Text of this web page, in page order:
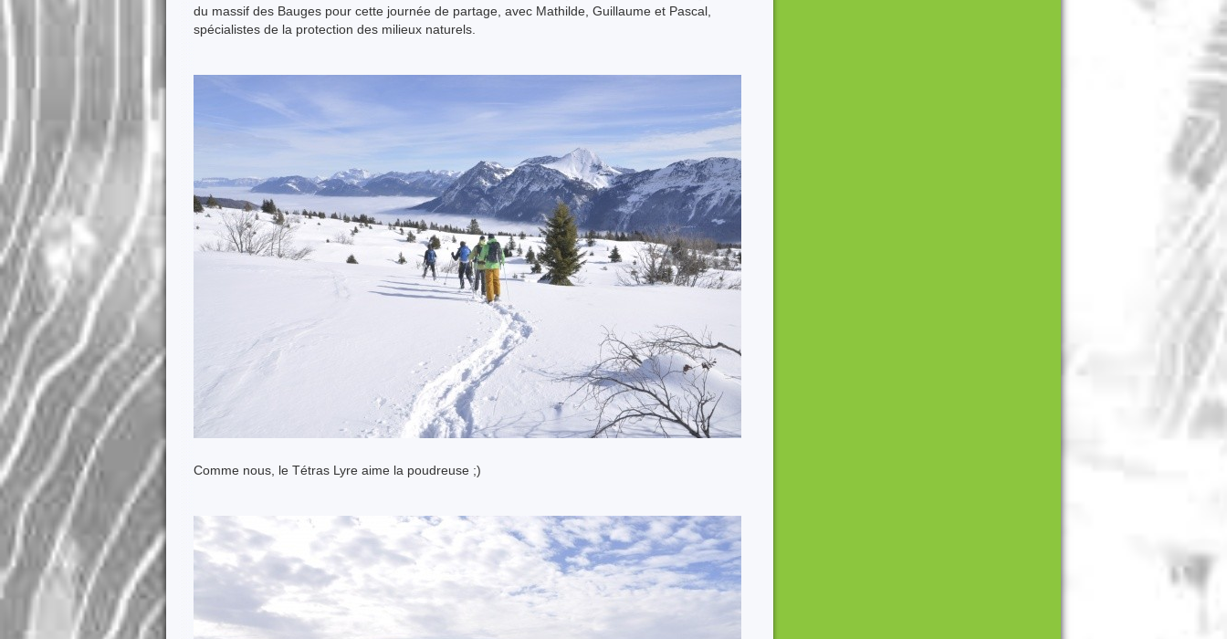
du massif des Bauges pour cette journée de partage, avec Mathilde, Guillaume et Pascal,
spécialistes de la protection des milieux naturels.
Comme nous, le Tétras Lyre aime la poudreuse ;)